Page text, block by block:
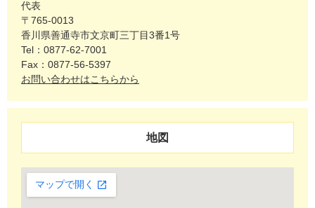
代表
〒765-0013
香川県善通寺市文京町三丁目3番1号
Tel：0877-62-7001
Fax：0877-56-5397
お問い合わせはこちらから
地図